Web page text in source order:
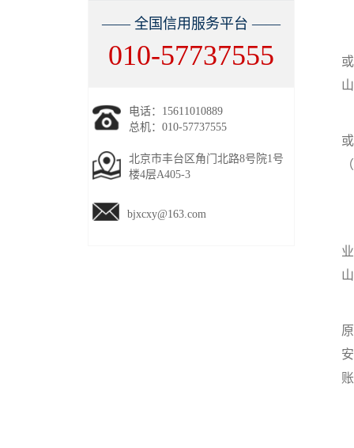
—— 全国信用服务平台 ——
010-57737555
电话：15611010889
总机：010-57737555
北京市丰台区角门北路8号院1号
楼4层A405-3
bjxcxy@163.com